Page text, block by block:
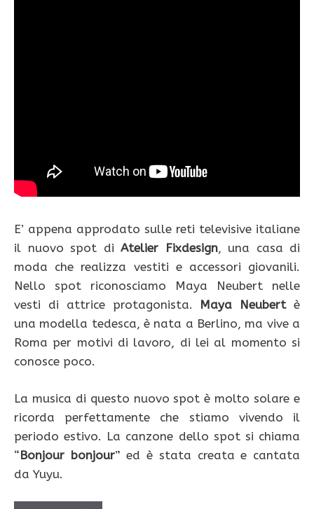
E’ appena approdato sulle reti televisive italiane
il nuovo spot di Atelier Fixdesign, una casa di
moda che realizza vestiti e accessori giovanili.
Nello spot riconosciamo Maya Neubert nelle
vesti di attrice protagonista. Maya Neubertè
una modella tedesca, è nata a Berlino, ma vive a
Roma per motivi di lavoro, di lei al momento si
conosce poco.
La musica di questo nuovo spot è molto solare e
ricorda perfettamente che stiamo vivendo il
periodo estivo. La canzone dello spot si chiama
“Bonjour bonjour” ed è stata creata e cantata
da Yuyu.